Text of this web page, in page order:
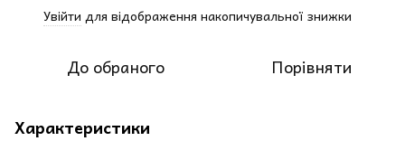
Увійти для відображення накопичувальної знижки
До обраного Порівняти
Характеристики